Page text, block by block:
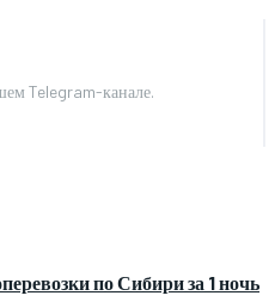
Telegram-канале.
по Сибири за 1 ночь